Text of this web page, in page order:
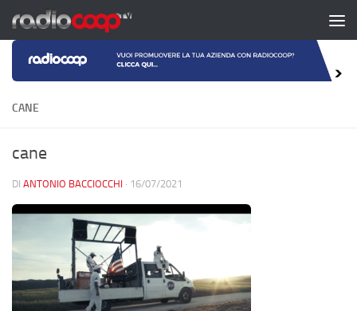
Salta al contenuto
CANE
cane
DI ANTONIO BACCIOCCHI · 16/07/2021